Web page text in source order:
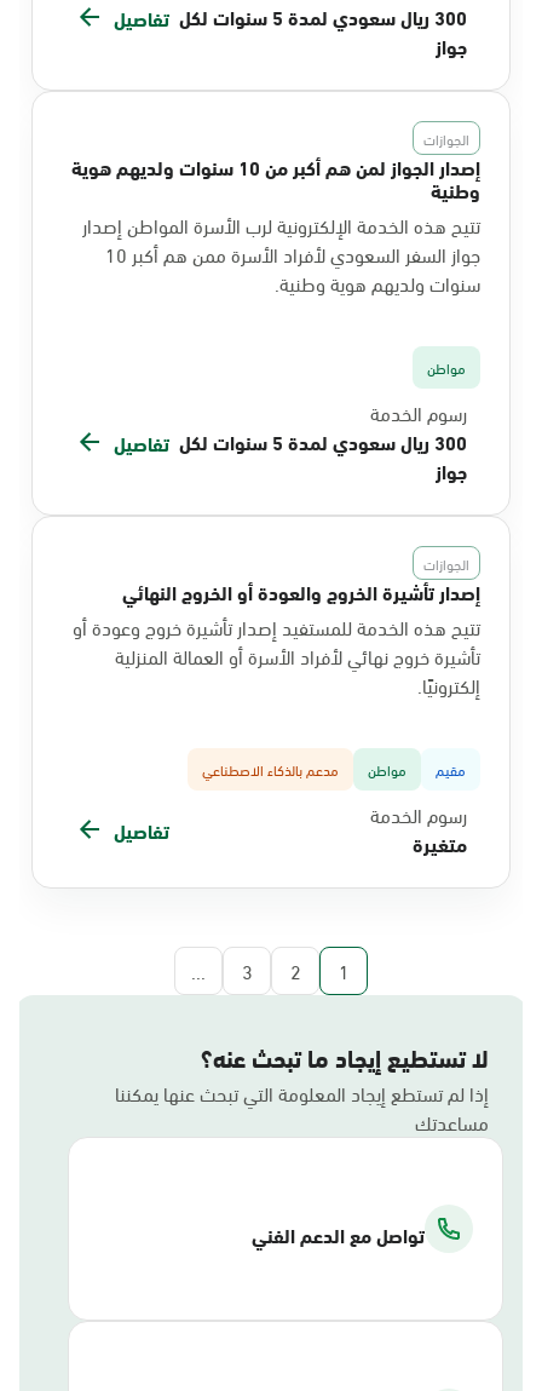
300 ريال سعودي لمدة 5 سنوات لكل
جواز
تفاصيل
الجوازات
إصدار الجواز لمن هم أكبر من 10 سنوات ولديهم هوية
وطنية
تتيح هذه الخدمة الإلكترونية لرب الأسرة المواطن إصدار
جواز السفر السعودي لأفراد الأسرة ممن هم أكبر 10
سنوات ولديهم هوية وطنية.
مواطن
رسوم الخدمة
300 ريال سعودي لمدة 5 سنوات لكل
جواز
تفاصيل
الجوازات
إصدار تأشيرة الخروج والعودة أو الخروج النهائي
تتيح هذه الخدمة للمستفيد إصدار تأشيرة خروج وعودة أو
تأشيرة خروج نهائي لأفراد الأسرة أو العمالة المنزلية
إلكترونيًا.
مقيم مواطن مدعم بالذكاء الاصطناعي
رسوم الخدمة
متغيرة
تفاصيل
1
2
3
...
لا تستطيع إيجاد ما تبحث عنه؟
إذا لم تستطع إيجاد المعلومة التي تبحث عنها يمكننا
مساعدتك
تواصل مع الدعم الفني